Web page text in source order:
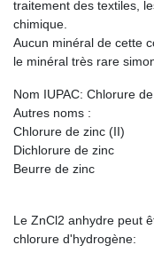
traitement des textiles,
chimique.
Aucun minéral de cette
le minéral très rare
Nom IUPAC: Chlorure
Autres noms :
Chlorure de zinc (II)
Dichlorure de zinc
Beurre de zinc
Le ZnCl2 anhydre peut
chlorure d'hydrogène: